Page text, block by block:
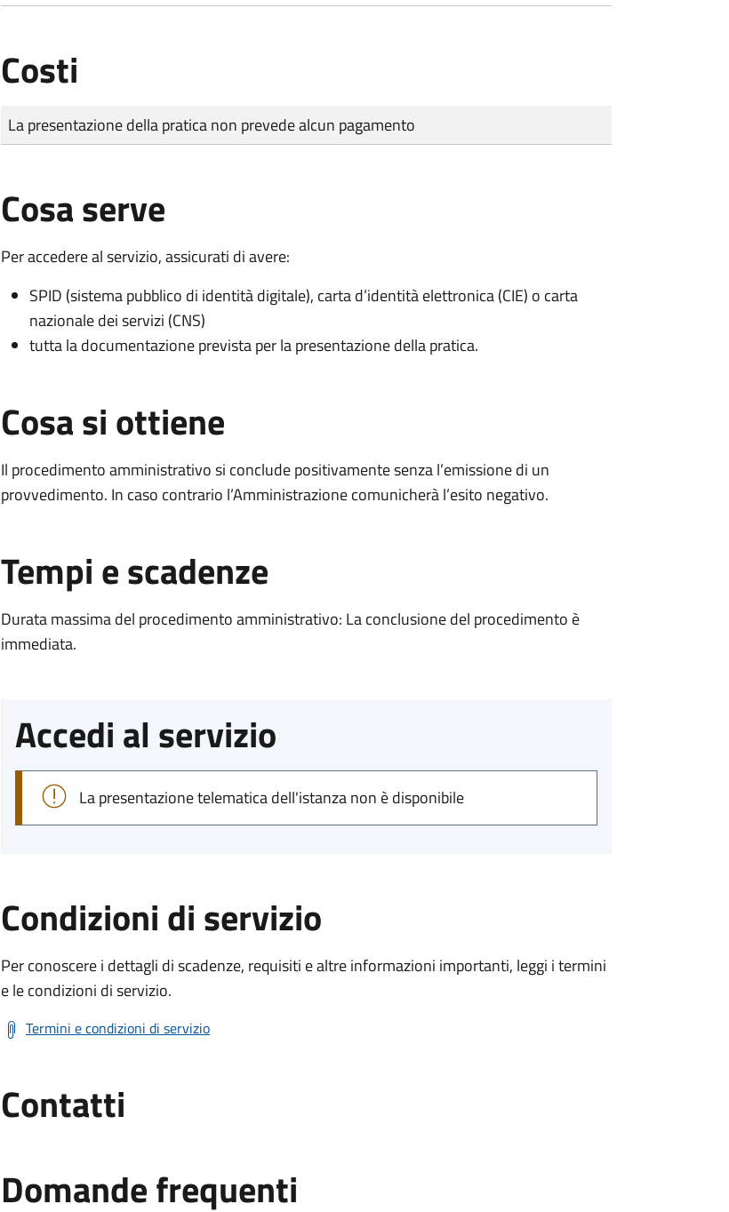
Costi
Tipo di pagamento
Importo
La presentazione della pratica non prevede alcun pagamento
Cosa serve
Per accedere al servizio, assicurati di avere:
SPID (sistema pubblico di identità digitale), carta d’identità elettronica (CIE) o carta
nazionale dei servizi (CNS)
tutta la documentazione prevista per la presentazione della pratica.
Cosa si ottiene
Il procedimento amministrativo si conclude positivamente senza l’emissione di un
provvedimento. In caso contrario l’Amministrazione comunicherà l’esito negativo.
Tempi e scadenze
Durata massima del procedimento amministrativo: La conclusione del procedimento è
immediata.
Accedi al servizio
La presentazione telematica dell'istanza non è disponibile
Condizioni di servizio
Per conoscere i dettagli di scadenze, requisiti e altre informazioni importanti, leggi i termini
e le condizioni di servizio.
Termini e condizioni di servizio
Contatti
Domande frequenti